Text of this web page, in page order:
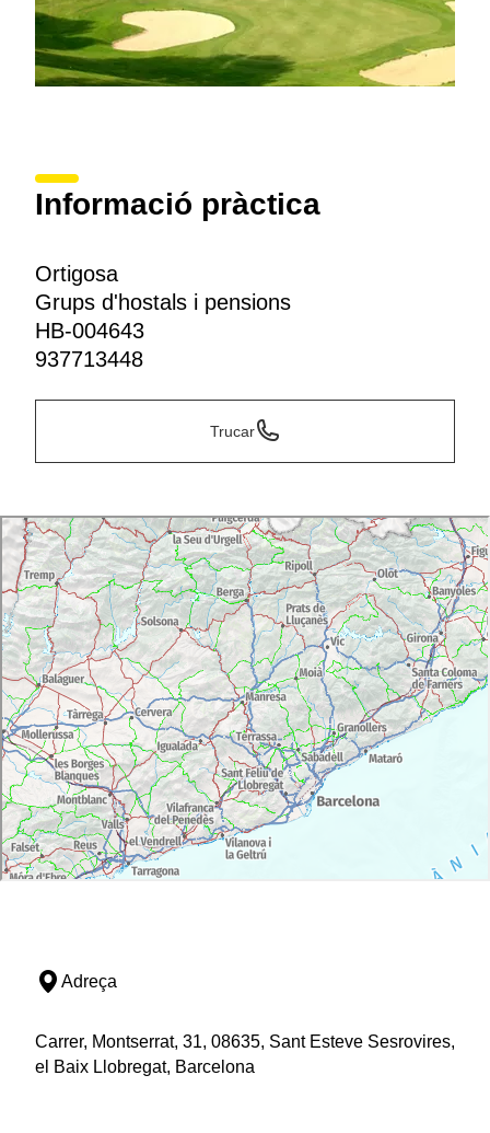
Informació pràctica
Ortigosa
Grups d'hostals i pensions
HB-004643
937713448
Trucar
Adreça
Carrer, Montserrat, 31, 08635, Sant Esteve Sesrovires,
el Baix Llobregat, Barcelona